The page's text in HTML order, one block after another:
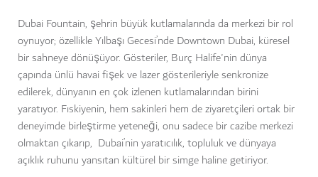
Dubai Fountain, şehrin büyük kutlamalarında da merkezi bir rol
oynuyor; özellikle Yılbaşı Gecesi’nde Downtown Dubai, küresel
bir sahneye dönüşüyor. Gösteriler, Burç Halife'nin dünya
çapında ünlü havai fişek ve lazer gösterileriyle senkronize
edilerek, dünyanın en çok izlenen kutlamalarından birini
yaratıyor. Fıskiyenin, hem sakinleri hem de ziyaretçileri ortak bir
deneyimde birleştirme yeteneği, onu sadece bir cazibe merkezi
olmaktan çıkarıp, Dubai’nin yaratıcılık, topluluk ve dünyaya
açıklık ruhunu yansıtan kültürel bir simge haline getiriyor.